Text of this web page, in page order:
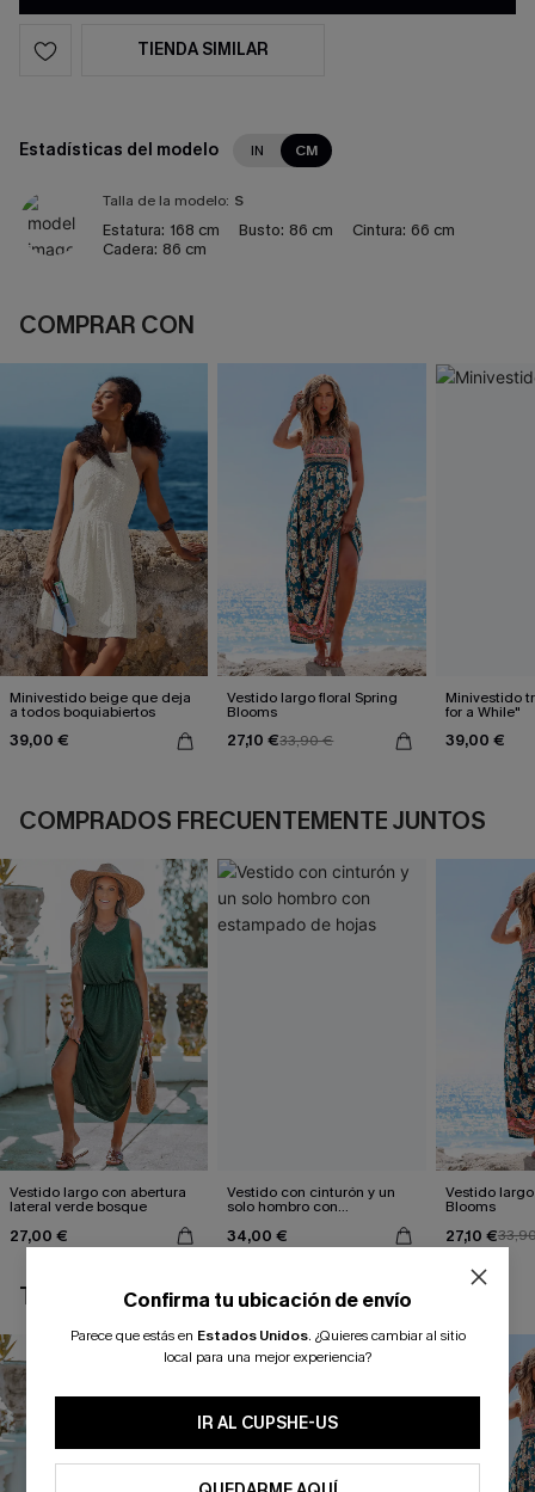
TIENDA SIMILAR
Estadísticas del modelo IN CM
Talla de la modelo: S
Estatura: 168 cm Busto: 86 cm Cintura: 66 cm
Cadera: 86 cm
COMPRAR CON
Minivestido beige que deja
a todos boquiabiertos
39,00 €
Vestido largo floral Spring
Blooms
27,10 €33,90 €
Minivestido
for a While"
39,00 €
COMPRADOS FRECUENTEMENTE JUNTOS
Vestido largo con abertura
lateral verde bosque
27,00 €
Vestido con cinturón y un
solo hombro con
34,00 €
Vestido
Blooms
27,10 €
TAMBIÉN TE PUEDE GUSTAR
Confirma tu ubicación de envío
Parece que estás en Estados Unidos. ¿Quieres cambiar al sitio
local para una mejor experiencia?
IR AL CUPSHE-US